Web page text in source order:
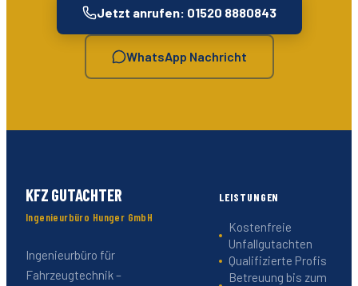
Jetzt anrufen: 01520 8880843
WhatsApp Nachricht
KFZ GUTACHTER
Ingenieurbüro Hunger GmbH
Ingenieurbüro für
Fahrzeugtechnik –
LEISTUNGEN
Kostenfreie
Unfallgutachten
Qualifizierte Profis
Betreuung bis zum